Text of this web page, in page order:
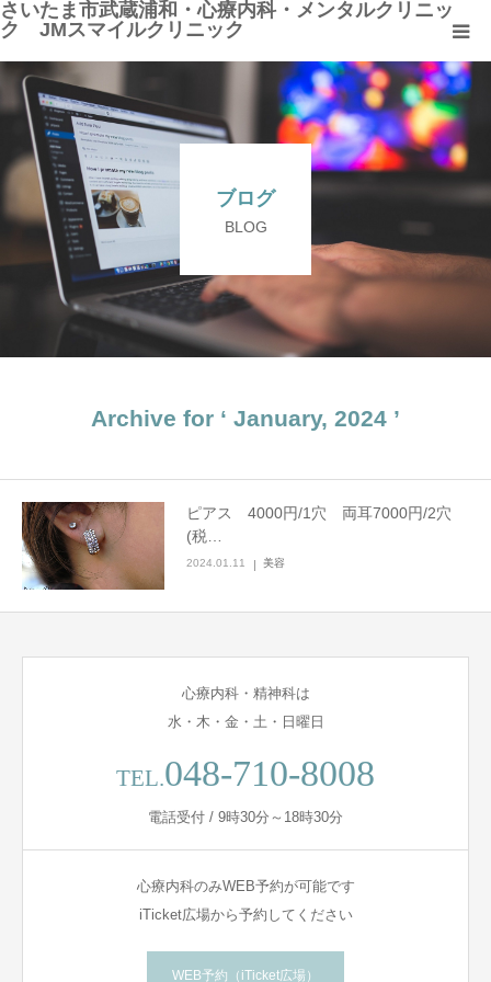
さいたま市武蔵浦和・心療内科・メンタルクリニッ
ク JMスマイルクリニック
ブログ
BLOG
Archive for ‘ January, 2024 ’
ピアス 4000円/1穴 両耳7000円/2穴
(税…
2024.01.11 美容
心療内科・精神科は
水・木・金・土・日曜日
TEL.048-710-8008
電話受付 / 9時30分～18時30分
心療内科のみWEB予約が可能です
iTicket広場から予約してください
WEB予約（iTicket広場）
HOME
クリニック紹介
診療科目
よくある質問